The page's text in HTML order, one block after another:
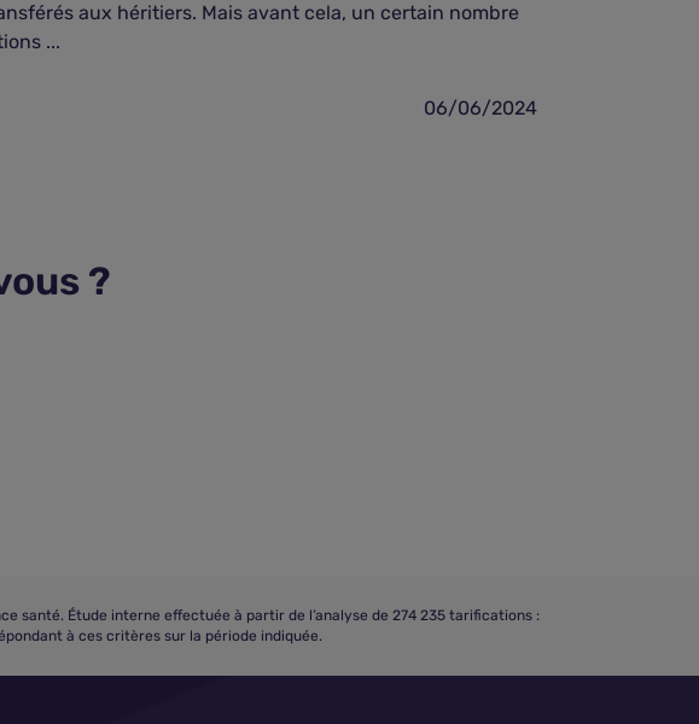
aux héritiers. Mais avant cela, un certain nombre
...
06/06/2024
?
santé. Étude interne effectuée à partir de l’analyse de 274 235 tarifications :
à ces critères sur la période indiquée.